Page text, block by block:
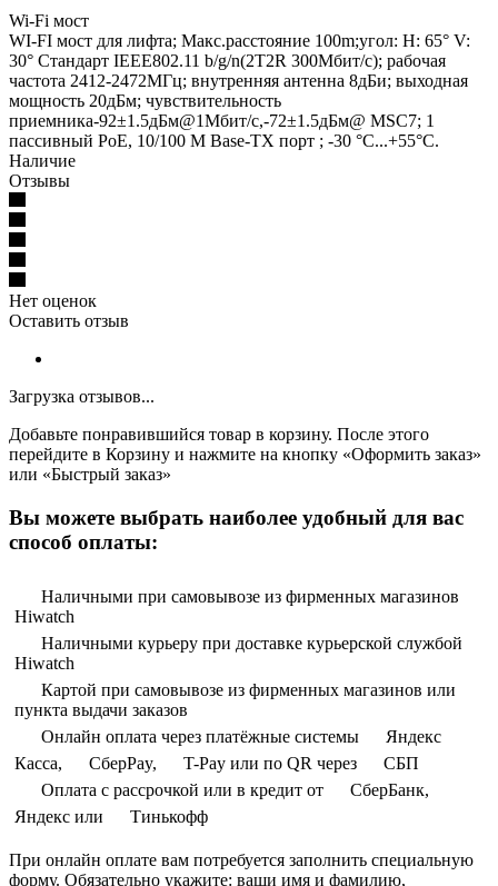
Wi-Fi мост
WI-FI мост для лифта; Макс.расстояние 100m;угол: H: 65° V:
30° Стандарт IEEE802.11 b/g/n(2T2R 300Мбит/с); рабочая
частота 2412-2472МГц; внутренняя антенна 8дБи; выходная
мощность 20дБм; чувствительность
приемника-92±1.5дБм@1Мбит/с,-72±1.5дБм@ MSC7; 1
пассивный PoE, 10/100 M Base-TX порт ; -30 °C...+55°C.
Наличие
Отзывы
Нет оценок
Оставить отзыв
Загрузка отзывов...
Добавьте понравившийся товар в корзину. После этого
перейдите в Корзину и нажмите на кнопку «Оформить заказ»
или «Быстрый заказ»
Вы можете выбрать наиболее удобный для вас
способ оплаты:
Наличными при самовывозе из фирменных магазинов
Hiwatch
Наличными курьеру при доставке курьерской службой
Hiwatch
Картой при самовывозе из фирменных магазинов или
пункта выдачи заказов
Онлайн оплата через платёжные системы
Яндекс
Касса,
СберPay, T-Pay или по QR через
СБП
Оплата с рассрочкой или в кредит от
СберБанк,
Яндекс или
Тинькофф
При онлайн оплате вам потребуется заполнить специальную
форму. Обязательно укажите: ваши имя и фамилию,